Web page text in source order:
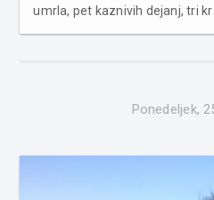
umrla, pet kaznivih dejanj, tri
Ponedeljek,